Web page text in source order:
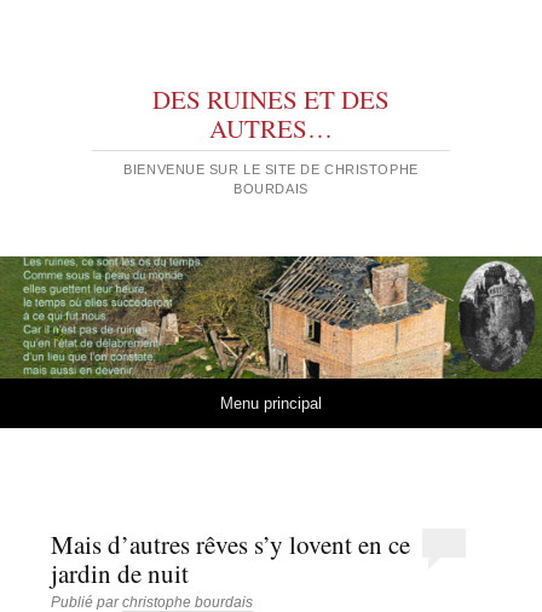
DES RUINES ET DES
AUTRES…
BIENVENUE SUR LE SITE DE CHRISTOPHE
BOURDAIS
Menu principal
Mais d’autres rêves s’y lovent en ce
jardin de nuit
Publié parchristophe bourdais